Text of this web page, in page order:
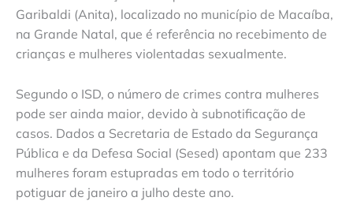
Garibaldi (Anita), localizado no município de Macaíba,
na Grande Natal, que é referência no recebimento de
crianças e mulheres violentadas sexualmente.
Segundo o ISD, o número de crimes contra mulheres
pode ser ainda maior, devido à subnotificação de
casos. Dados a Secretaria de Estado da Segurança
Pública e da Defesa Social (Sesed) apontam que 233
mulheres foram estupradas em todo o território
potiguar de janeiro a julho deste ano.